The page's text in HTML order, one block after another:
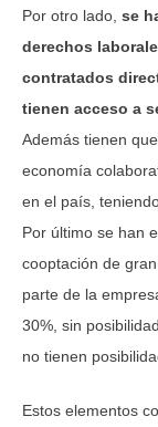
Por otro lado, se
derechos
contratados
tienen acceso a
Además tienen
economía
en el país,
Por último se han
cooptación de
parte de la
30%, sin
no tienen
Estos elementos